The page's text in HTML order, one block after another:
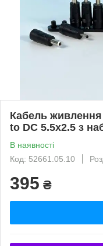
Кабель живлення
to DC 5.5х2.5 з
В наявності
Код: 52661.05.10
395 ₴